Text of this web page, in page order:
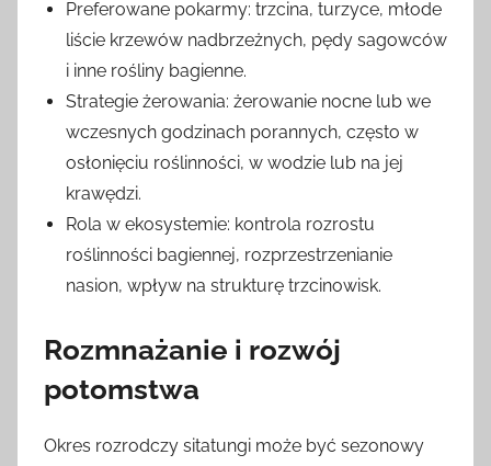
Preferowane pokarmy: trzcina, turzyce, młode
liście krzewów nadbrzeżnych, pędy sagowców
i inne rośliny bagienne.
Strategie żerowania: żerowanie nocne lub we
wczesnych godzinach porannych, często w
osłonięciu roślinności, w wodzie lub na jej
krawędzi.
Rola w ekosystemie: kontrola rozrostu
roślinności bagiennej, rozprzestrzenianie
nasion, wpływ na strukturę trzcinowisk.
Rozmnażanie i rozwój
potomstwa
Okres rozrodczy sitatungi może być sezonowy